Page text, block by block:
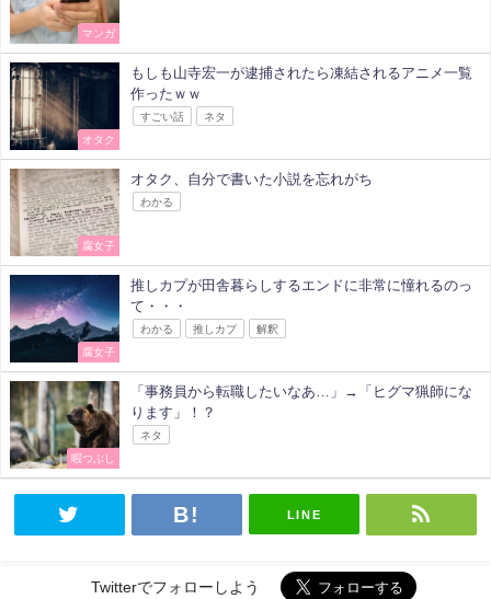
マンガ
オタク
もしも山寺宏一が逮捕されたら凍結されるアニメ一覧
作ったｗｗ
すごい話 ネタ
腐女子
オタク、自分で書いた小説を忘れがち
わかる
腐女子
推しカプが田舎暮らしするエンドに非常に憧れるのっ
て・・・
わかる 推しカプ 解釈
暇つぶし
「事務員から転職したいなあ…」→「ヒグマ猟師にな
ります」！？
ネタ
LINE
Twitterでフォローしよう